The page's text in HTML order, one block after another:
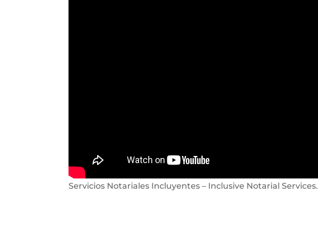
Servicios Notariales Incluyentes – Inclusive Notarial Services.